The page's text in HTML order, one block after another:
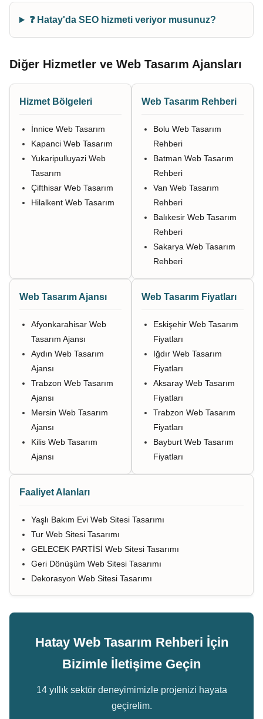
❓ Hatay'da SEO hizmeti veriyor musunuz?
Diğer Hizmetler ve Web Tasarım Ajansları
Hizmet Bölgeleri
İnnice Web Tasarım
Kapanci Web Tasarım
Yukaripulluyazi Web
Tasarım
Çifthisar Web Tasarım
Hilalkent Web Tasarım
Web Tasarım Rehberi
Bolu Web Tasarım
Rehberi
Batman Web Tasarım
Rehberi
Van Web Tasarım
Rehberi
Balıkesir Web Tasarım
Rehberi
Sakarya Web Tasarım
Rehberi
Web Tasarım Ajansı
Afyonkarahisar Web
Tasarım Ajansı
Aydın Web Tasarım
Ajansı
Trabzon Web Tasarım
Ajansı
Mersin Web Tasarım
Ajansı
Kilis Web Tasarım
Ajansı
Web Tasarım Fiyatları
Eskişehir Web Tasarım
Fiyatları
Iğdır Web Tasarım
Fiyatları
Aksaray Web Tasarım
Fiyatları
Trabzon Web Tasarım
Fiyatları
Bayburt Web Tasarım
Fiyatları
Faaliyet Alanları
Yaşlı Bakım Evi Web Sitesi Tasarımı
Tur Web Sitesi Tasarımı
GELECEK PARTİSİ Web Sitesi Tasarımı
Geri Dönüşüm Web Sitesi Tasarımı
Dekorasyon Web Sitesi Tasarımı
Hatay Web Tasarım Rehberi İçin
Bizimle İletişime Geçin
14 yıllık sektör deneyimimizle projenizi hayata
geçirelim.